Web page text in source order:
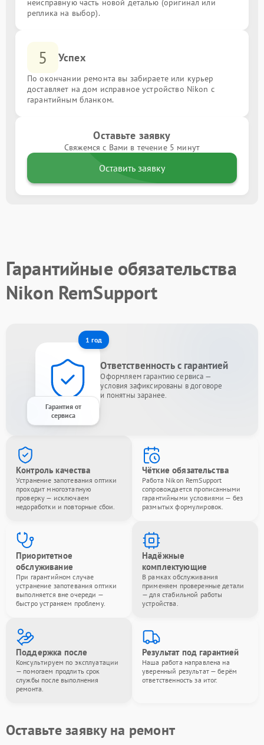
неисправную часть новой деталью (оригинал или
реплика на выбор).
5 Успех
По окончании ремонта вы забираете или курьер
доставляет на дом исправное устройство Nikon с
гарантийным бланком.
Оставьте заявку
Свяжемся с Вами в течение 5 минут
Оставить заявку
Гарантийные обязательства
Nikon RemSupport
1 год
Гарантия от
сервиса
Ответственность с гарантией
Оформляем гарантию сервиса —
условия зафиксированы в договоре
и понятны заранее.
Контроль качества
Устранение запотевания оптики
проходит многоэтапную
проверку — исключаем
недоработки и повторные сбои.
Чёткие обязательства
Работа Nikon RemSupport
сопровождается прописанными
гарантийными условиями — без
размытых формулировок.
Приоритетное
обслуживание
При гарантийном случае
устранение запотевания оптики
выполняется вне очереди —
быстро устраняем проблему.
Надёжные
комплектующие
В рамках обслуживания
применяем проверенные детали
— для стабильной работы
устройства.
Поддержка после
Консультируем по эксплуатации
— помогаем продлить срок
службы после выполнения
ремонта.
Результат под гарантией
Наша работа направлена на
уверенный результат — берём
ответственность за итог.
Оставьте заявку на ремонт